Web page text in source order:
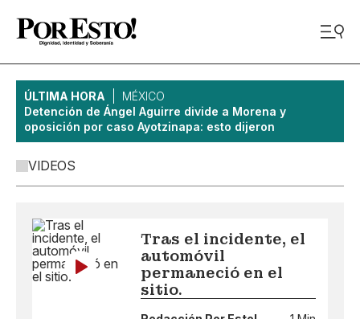
ÚLTIMA HORA
MÉXICO
Detención de Ángel Aguirre divide a Morena y
oposición por caso Ayotzinapa: esto dijeron
VIDEOS
Tras el incidente, el
automóvil
permaneció en el
sitio.